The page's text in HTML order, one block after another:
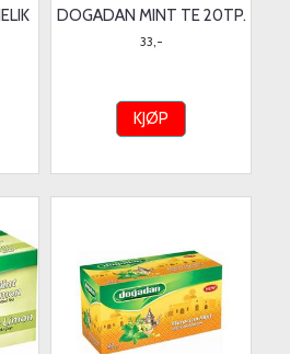
DOGADAN MINT TE 20TP.
33,-
KJØP